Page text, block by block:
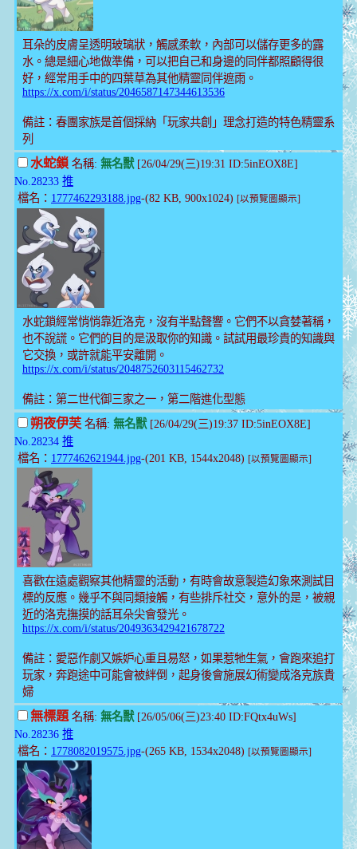
耳朵的皮膚呈透明玻璃狀，觸感柔軟，內部可以儲存更多的露
水。總是細心地做準備，可以把自己和身邊的同伴都照顧得很
好，經常用手中的四葉草為其他精靈同伴遮雨。
https://x.com/i/status/2046587147344613536
備註：春團家族是首個採納「玩家共創」理念打造的特色精靈系
列
水蛇鎖 名稱: 無名獸[26/04/29(三)19:31 ID:5inEOX8E]
No.28233 推
檔名： 1777462293188.jpg-(82 KB, 900x1024) [以預覽圖顯示]
水蛇鎖經常悄悄靠近洛克，沒有半點聲響。它們不以貪婪著稱，
也不說謊。它們的目的是汲取你的知識。試試用最珍貴的知識與
它交換，或許就能平安離開。
https://x.com/i/status/2048752603115462732
備註：第二世代御三家之一，第二階進化型態
朔夜伊芙 名稱: 無名獸[26/04/29(三)19:37 ID:5inEOX8E]
No.28234 推
檔名： 1777462621944.jpg-(201 KB, 1544x2048) [以預覽圖顯示]
喜歡在遠處觀察其他精靈的活動，有時會故意製造幻象來測試目
標的反應。幾乎不與同類接觸，有些排斥社交，意外的是，被親
近的洛克撫摸的話耳朵尖會發光。
https://x.com/i/status/2049363429421678722
備註：愛惡作劇又嫉妒心重且易怒，如果惹牠生氣，會跑來追打
玩家，奔跑途中可能會被絆倒，起身後會施展幻術變成洛克族貴
婦
無標題名稱: 無名獸[26/05/06(三)23:40 ID:FQtx4uWs]
No.28236 推
檔名： 1778082019575.jpg-(265 KB, 1534x2048) [以預覽圖顯示]